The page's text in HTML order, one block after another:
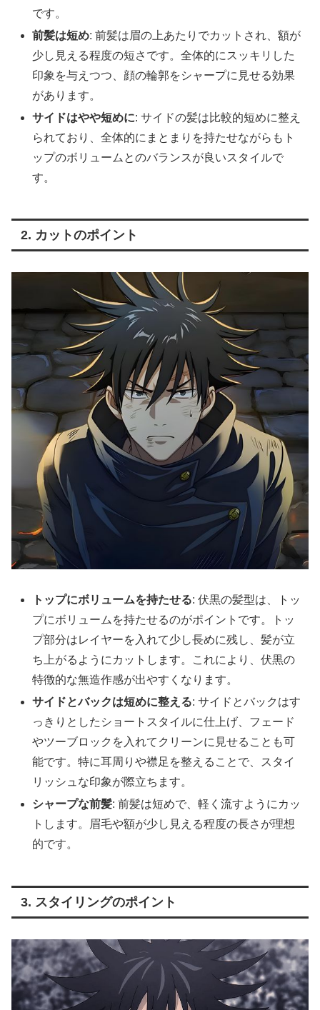
です。
前髪は短め: 前髪は眉の上あたりでカットされ、額が
少し見える程度の短さです。全体的にスッキリした
印象を与えつつ、顔の輪郭をシャープに見せる効果
があります。
サイドはやや短めに: サイドの髪は比較的短めに整え
られており、全体的にまとまりを持たせながらもト
ップのボリュームとのバランスが良いスタイルで
す。
2. カットのポイント
トップにボリュームを持たせる: 伏黒の髪型は、トッ
プにボリュームを持たせるのがポイントです。トッ
プ部分はレイヤーを入れて少し長めに残し、髪が立
ち上がるようにカットします。これにより、伏黒の
特徴的な無造作感が出やすくなります。
サイドとバックは短めに整える: サイドとバックはす
っきりとしたショートスタイルに仕上げ、フェード
やツーブロックを入れてクリーンに見せることも可
能です。特に耳周りや襟足を整えることで、スタイ
リッシュな印象が際立ちます。
シャープな前髪: 前髪は短めで、軽く流すようにカッ
トします。眉毛や額が少し見える程度の長さが理想
的です。
3. スタイリングのポイント